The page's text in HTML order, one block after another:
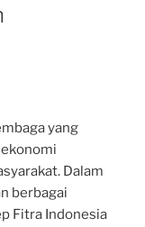
yang
Dalam
berbagai
Fitra Indonesia